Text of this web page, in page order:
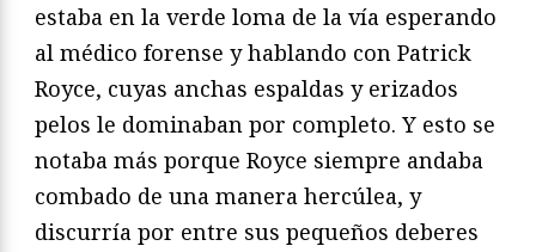
estaba en la verde loma de la vía esperando
al médico forense y hablando con Patrick
Royce, cuyas anchas espaldas y erizados
pelos le dominaban por completo. Y esto se
notaba más porque Royce siempre andaba
combado de una manera hercúlea, y
discurría por entre sus pequeños deberes